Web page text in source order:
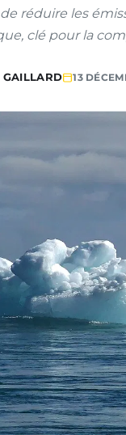
réduire les
clé pour la
GAILLARD 13